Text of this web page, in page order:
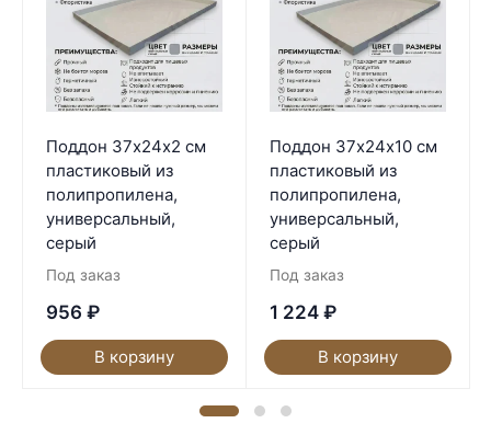
Поддон 37х24х2 см
пластиковый из
полипропилена,
универсальный,
серый
Под заказ
956 ₽
В корзину
Поддон 37х24х10 см
пластиковый из
полипропилена,
универсальный,
серый
Под заказ
1 224 ₽
В корзину